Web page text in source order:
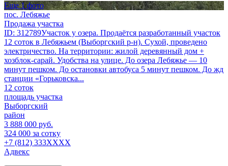
Еще 1 фото
пос. Лебяжье
Продажа участка
ID: 312789Участок у озера. Продаётся разработанный участок
12 соток в Лебяжьем (Выборгский р-н). Сухой, проведено
электричество. На территории: жилой деревянный дом +
хозблок-сарай. Удобства на улице. До озера Лебяжье — 10
минут пешком. До остановки автобуса 5 минут пешком. До жд
станции «Горьковска...
12 соток
площадь участка
Выборгский
район
3 888 000 руб.
324 000 за сотку
+7 (812) 333XXXX
Адвекс